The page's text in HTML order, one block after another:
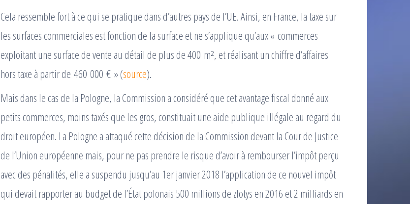
Cela ressemble fort à ce qui se pratique dans d’autres pays de l’UE. Ainsi, en France, la taxe sur
les surfaces commerciales est fonction de la surface et ne s’applique qu’aux « commerces
exploitant une surface de vente au détail de plus de 400 m², et réalisant un chiffre d’affaires
hors taxe à partir de 460 000 € » (source).
Mais dans le cas de la Pologne, la Commission a considéré que cet avantage fiscal donné aux
petits commerces, moins taxés que les gros, constituait une aide publique illégale au regard du
droit européen. La Pologne a attaqué cette décision de la Commission devant la Cour de Justice
de l’Union européenne mais, pour ne pas prendre le risque d’avoir à rembourser l’impôt perçu
avec des pénalités, elle a suspendu jusqu’au 1er janvier 2018 l’application de ce nouvel impôt
qui devait rapporter au budget de l’État polonais 500 millions de zlotys en 2016 et 2 milliards en